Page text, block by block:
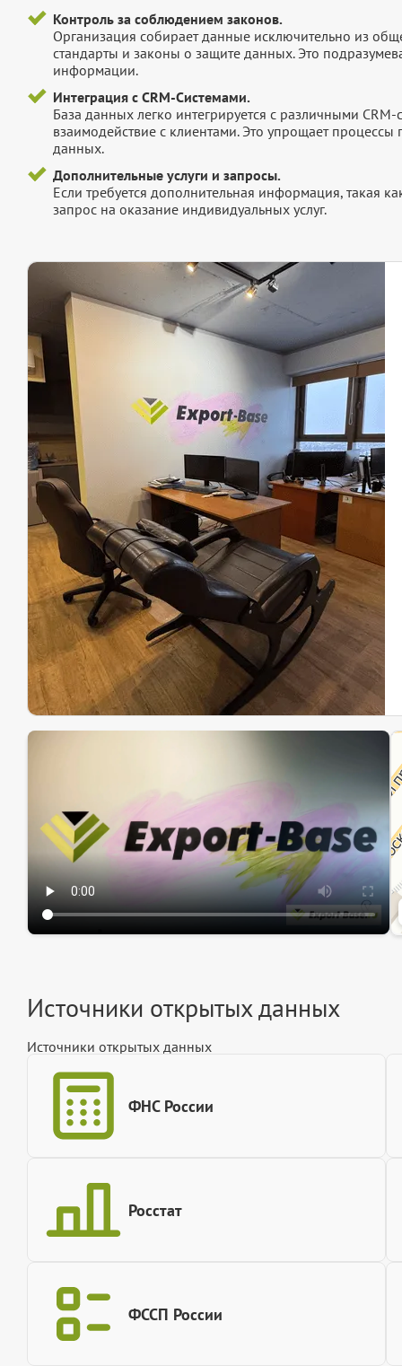
Контроль за соблюдением законов.
Организация собирает данные исключительно из
стандарты и законы о защите данных. Это
информации.
Интеграция с CRM-Системами.
База данных легко интегрируется с различными
взаимодействие с клиентами. Это упрощает
данных.
Дополнительные услуги и запросы.
Если требуется дополнительная информация, такая
запрос на оказание индивидуальных услуг.
Источники открытых данных
Источники открытых данных
ФНС России
Росстат
ФССП России